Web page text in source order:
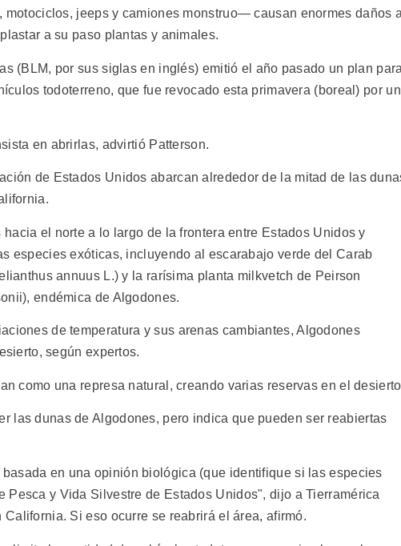
jeeps y camiones monstruo— causan enormes daños a
a su paso plantas y animales.
(BLM, por sus siglas en inglés) emitió el año pasado un plan para
todoterreno, que fue revocado esta primavera (boreal) por un
en abrirlas, advirtió Patterson.
de Estados Unidos abarcan alrededor de la mitad de las
el norte a lo largo de la frontera entre Estados Unidos y
especies exóticas, incluyendo al escarabajo verde del Carab
annuus L.) y la rarísima planta milkvetch de Peirson
endémica de Algodones.
de temperatura y sus arenas cambiantes, Algodones
según expertos.
como una represa natural, creando varias reservas en el
las dunas de Algodones, pero indica que pueden ser reabiertas
en una opinión biológica (que identifique si las especies
Pesca y Vida Silvestre de Estados Unidos", dijo a Tierramérica
Si eso ocurre se reabrirá el área, afirmó.